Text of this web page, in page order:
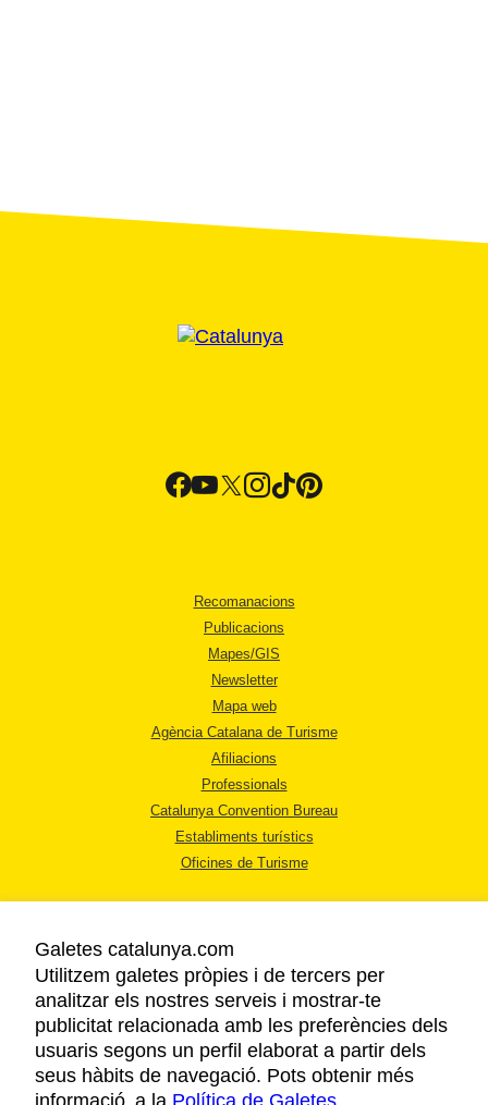
Recomanacions
Publicacions
Mapes/GIS
Newsletter
Mapa web
Agència Catalana de Turisme
Afiliacions
Professionals
Catalunya Convention Bureau
Establiments turístics
Oficines de Turisme
AVÍS LEGAL
POLÍTICA DE PRIVACITAT
COOKIES
ACCESSIBILITAT
Galetes catalunya.com
Utilitzem galetes pròpies i de tercers per
analitzar els nostres serveis i mostrar-te
publicitat relacionada amb les preferències dels
usuaris segons un perfil elaborat a partir dels
seus hàbits de navegació. Pots obtenir més
informació a la Política de Galetes